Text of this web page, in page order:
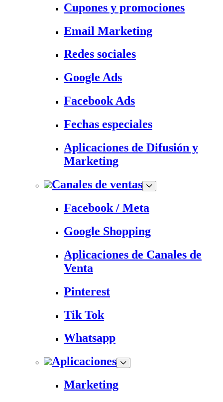
Cupones y promociones
Email Marketing
Redes sociales
Google Ads
Facebook Ads
Fechas especiales
Aplicaciones de Difusión y
Marketing
Canales de ventas
Facebook / Meta
Google Shopping
Aplicaciones de Canales de
Venta
Pinterest
Tik Tok
Whatsapp
Aplicaciones
Marketing